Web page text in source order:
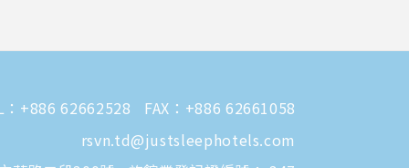
+886 62662528
FAX：+886 62661058
rsvn.td@justsleephotels.com